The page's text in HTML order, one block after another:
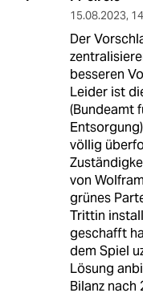
15.08.2023,
Der
besseren
Leider ist
(Bundeamt
völlig
von
grünes
Trittin
geschafft
dem Spiel
Lösung
Bilanz